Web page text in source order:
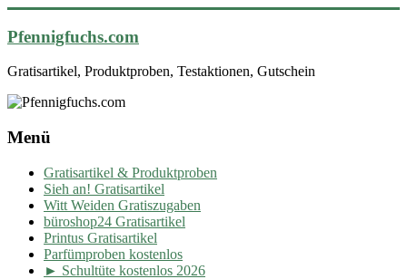
Pfennigfuchs.com
Gratisartikel, Produktproben, Testaktionen, Gutschein
Menü
Gratisartikel & Produktproben
Sieh an! Gratisartikel
Witt Weiden Gratiszugaben
büroshop24 Gratisartikel
Printus Gratisartikel
Parfümproben kostenlos
► Schultüte kostenlos 2026